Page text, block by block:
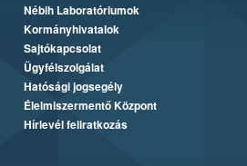
Nébih Laboratóriumok
Kormányhivatalok
Sajtókapcsolat
Ügyfélszolgálat
Hatósági jogsegély
Élelmiszermentő Központ
Hírlevél feliratkozás